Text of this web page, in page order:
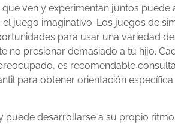
ven y experimentan juntos
el juego imaginativo. Los juegos de
para usar una variedad
no presionar demasiado a tu hijo.
es recomendable
para obtener orientación específica.
puede desarrollarse a su propio